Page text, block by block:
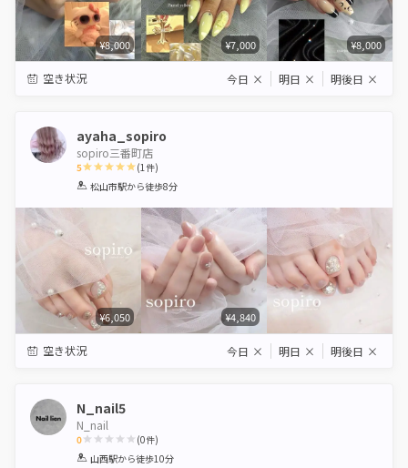
¥8,000 ¥7,000 ¥8,000
空き状況 今日 × 明日 × 明後日 ×
ayaha_sopiro
sopiro三番町店
5
1 2 3 4 5
(1件)
松山市駅から徒歩8分
¥6,050 ¥4,840
空き状況 今日 × 明日 × 明後日 ×
N_nail5
N_nail
0
1 2 3 4 5
(0件)
山西駅から徒歩10分